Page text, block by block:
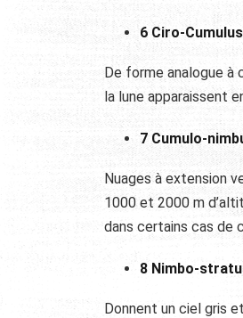
6 Ciro-
De forme analogue à
la lune apparaissent
7 Cumulo-
Nuages à extension
1000 et 2000 m
dans certains cas de
8 Nimbo-
Donnent un ciel gris